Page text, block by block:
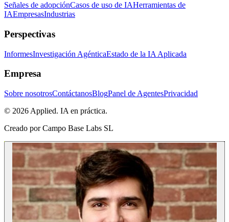
Señales de adopciónCasos de uso de IAHerramientas de
IAEmpresasIndustrias
Perspectivas
InformesInvestigación AgénticaEstado de la IA Aplicada
Empresa
Sobre nosotrosContáctanosBlogPanel de AgentesPrivacidad
© 2026 Applied. IA en práctica.
Creado por Campo Base Labs SL